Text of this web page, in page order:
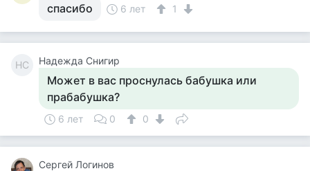
спасибо 6 лет 1
НС Надежда Снигир
Может в вас проснулась бабушка или
прабабушка?
6 лет 0 0
Сергей Логинов